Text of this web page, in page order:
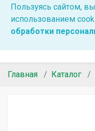
Пользуясь сайтом,
использованием
обработки
Главная Каталог